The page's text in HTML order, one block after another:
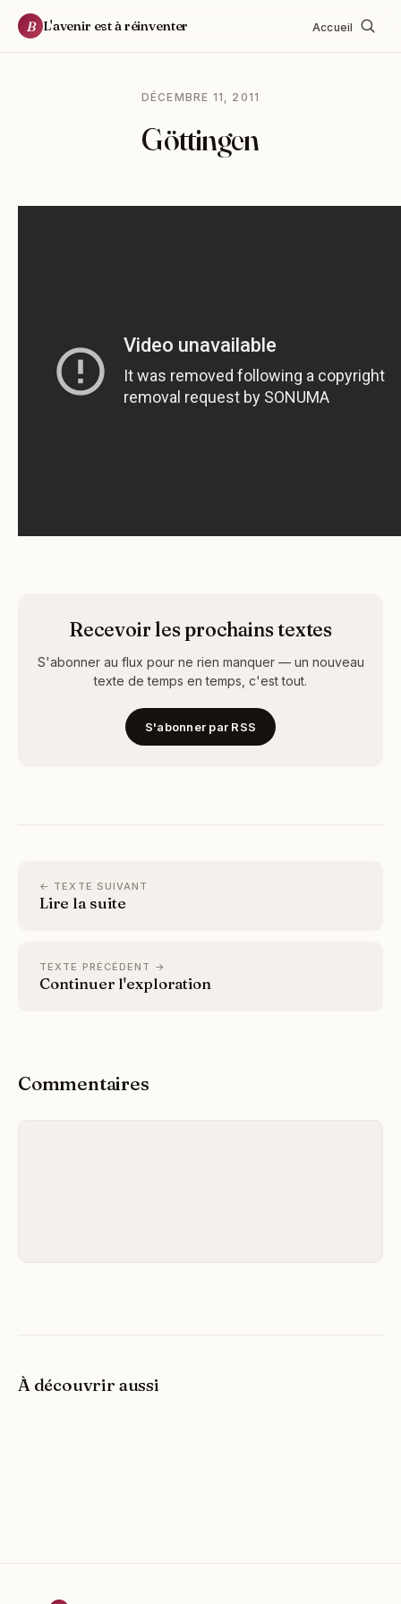
B L'avenir est à réinventer Accueil
DÉCEMBRE 11, 2011
Göttingen
Recevoir les prochains textes
S'abonner au flux pour ne rien manquer — un nouveau
texte de temps en temps, c'est tout.
S'abonner par RSS
← TEXTE SUIVANT
Lire la suite
TEXTE PRÉCÉDENT →
Continuer l'exploration
Commentaires
À découvrir aussi